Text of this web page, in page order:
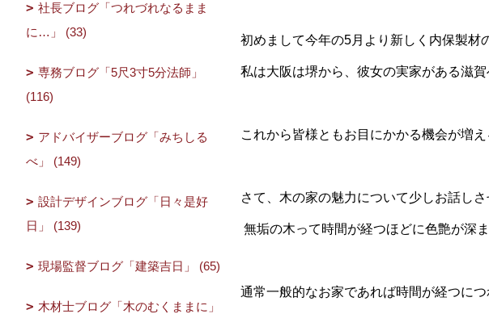
初めまして今年の5月より新しく内保製材
私は大阪は堺から、彼女の実家がある滋賀
これから皆様ともお目にかかる機会が増
さて、木の家の魅力について少しお話しさ
無垢の木って時間が経つほどに色艶が深
通常一般的なお家であれば時間が経つに
社長ブログ「つれづれなるまま
に…」 (33)
専務ブログ「5尺3寸5分法師」
(116)
アドバイザーブログ「みちしる
べ」 (149)
設計デザインブログ「日々是好
日」 (139)
現場監督ブログ「建築吉日」 (65)
木材士ブログ「木のむくままに」